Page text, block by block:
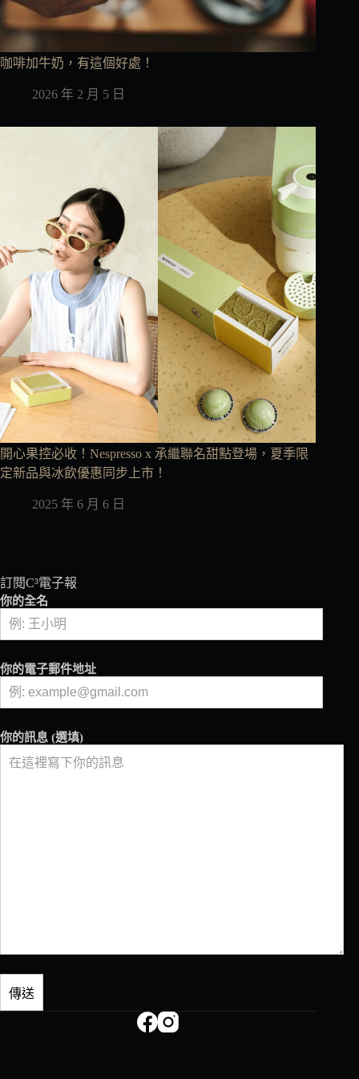
咖啡加牛奶，有這個好處！
2026 年 2 月 5 日
開心果控必收！Nespresso x 承繼聯名甜點登場，夏季限
定新品與冰飲優惠同步上市！
2025 年 6 月 6 日
訂閱C³電子報
你的全名
你的電子郵件地址
你的訊息 (選填)